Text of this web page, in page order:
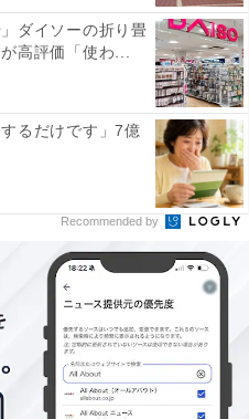
ダイソーの折り畳
高評価「使わ...
るだけです」7億
Recommended by